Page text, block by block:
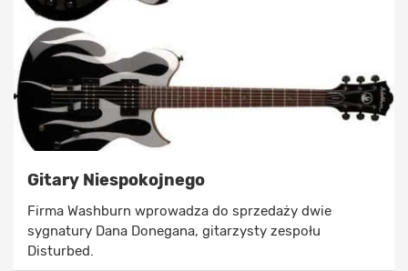
Gitary Niespokojnego
Firma Washburn wprowadza do sprzedaży dwie
sygnatury Dana Donegana, gitarzysty zespołu
Disturbed.